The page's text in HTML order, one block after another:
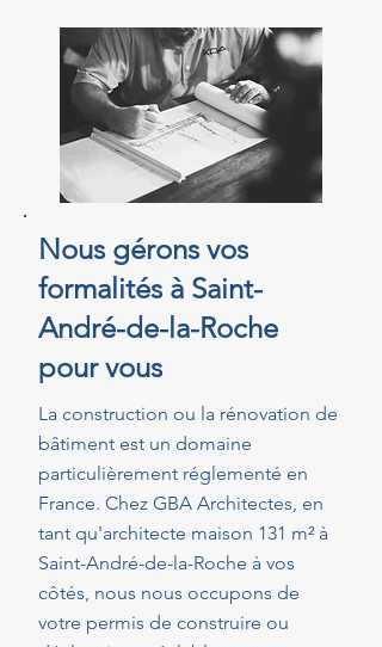
Nous gérons vos
formalités à Saint-
André-de-la-Roche
pour vous
La construction ou la rénovation de
bâtiment est un domaine
particulièrement réglementé en
France. Chez GBA Architectes, en
tant qu'architecte maison 131 m² à
Saint-André-de-la-Roche à vos
côtés, nous nous occupons de
votre permis de construire ou